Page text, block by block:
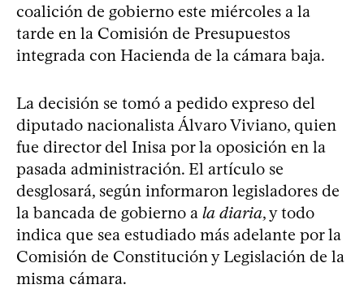
coalición de gobierno este miércoles a la
tarde en la Comisión de Presupuestos
integrada con Hacienda de la cámara baja.
La decisión se tomó a pedido expreso del
diputado nacionalista Álvaro Viviano, quien
fue director del Inisa por la oposición en la
pasada administración. El artículo se
desglosará, según informaron legisladores de
la bancada de gobierno a la diaria, y todo
indica que sea estudiado más adelante por la
Comisión de Constitución y Legislación de la
misma cámara.